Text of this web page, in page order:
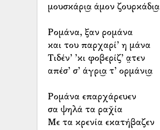
μουσκάρι͜α άμον ζουρκάδι͜α
Ρομάνα, ξαν ρομάνα
και του παρχαρί’ η μάνα
Τιδέν’ ’κι φοβερίζ’ α̤τεν
απέσ’ σ’ άγρι͜α τ’ ορμάνι͜α
Ρομάνα επαρχάρευεν
σα ψηλά τα ραχ̌ία
Με τα κρενία εκατήβαζεν